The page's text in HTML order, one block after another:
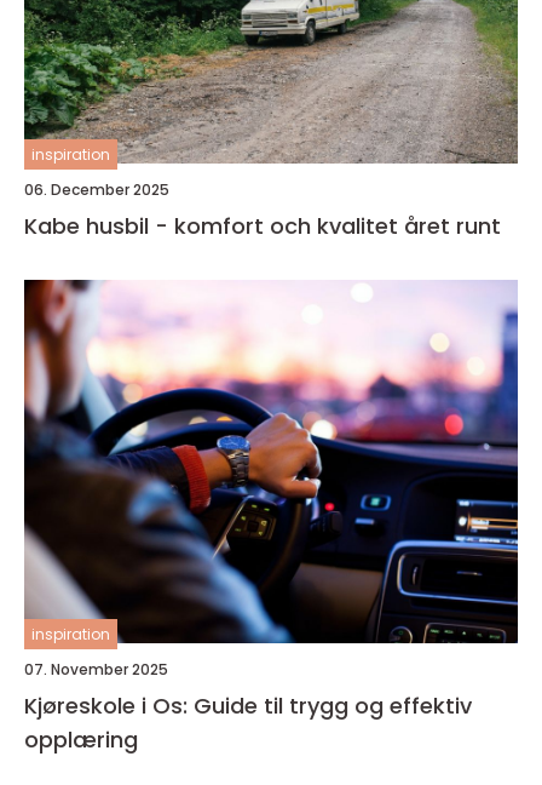
inspiration
06. December 2025
Kabe husbil - komfort och kvalitet året runt
inspiration
07. November 2025
Kjøreskole i Os: Guide til trygg og effektiv
opplæring